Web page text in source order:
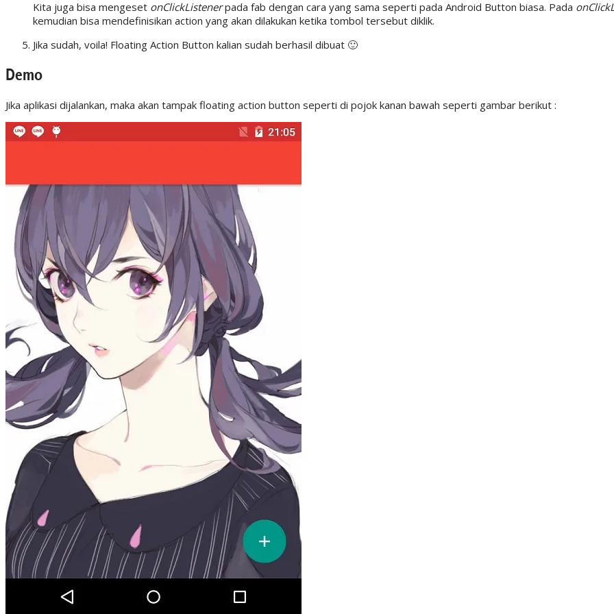
Kita juga bisa mengeset onClickListenerpada fab dengan cara yang sama seperti pada Android Button biasa. Pada
kemudian bisa mendefinisikan action yang akan dilakukan ketika tombol tersebut diklik.
Jika sudah, voila! Floating Action Button kalian sudah berhasil dibuat 🙂
Demo
Jika aplikasi dijalankan, maka akan tampak floating action button seperti di pojok kanan bawah seperti gambar berikut :